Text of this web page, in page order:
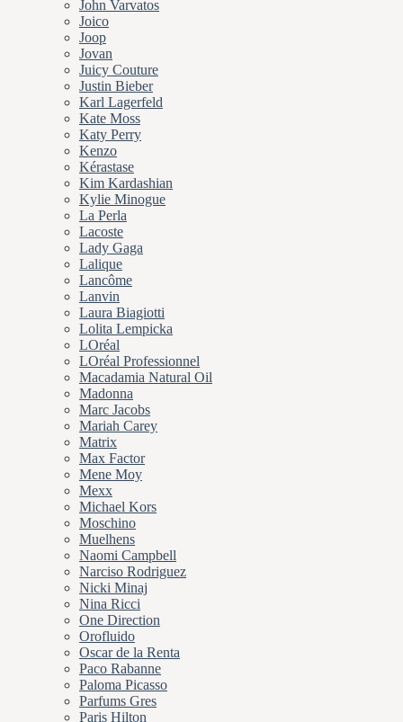
John Varvatos
Joico
Joop
Jovan
Juicy Couture
Justin Bieber
Karl Lagerfeld
Kate Moss
Katy Perry
Kenzo
Kérastase
Kim Kardashian
Kylie Minogue
La Perla
Lacoste
Lady Gaga
Lalique
Lancôme
Lanvin
Laura Biagiotti
Lolita Lempicka
LOréal
LOréal Professionnel
Macadamia Natural Oil
Madonna
Marc Jacobs
Mariah Carey
Matrix
Max Factor
Mene Moy
Mexx
Michael Kors
Moschino
Muelhens
Naomi Campbell
Narciso Rodriguez
Nicki Minaj
Nina Ricci
One Direction
Orofluido
Oscar de la Renta
Paco Rabanne
Paloma Picasso
Parfums Gres
Paris Hilton